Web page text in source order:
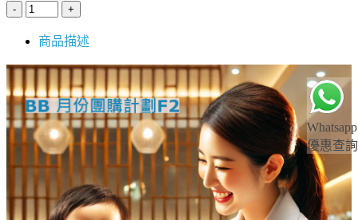
Whatsapp
優惠查詢
商品描述